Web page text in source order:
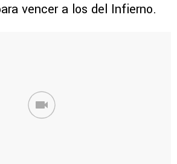
vencer a los del Infierno.